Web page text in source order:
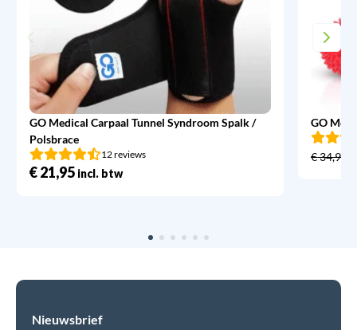
GO Medical Carpaal Tunnel Syndroom Spalk /
Polsbrace
12 reviews
€21,95 incl. btw
GO
€34,95
Nieuwsbrief